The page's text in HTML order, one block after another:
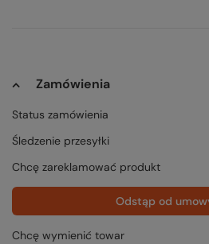
Zamówienia
Status zamówienia
Śledzenie przesyłki
Chcę zareklamować produkt
Odstąp od
Chcę wymienić towar